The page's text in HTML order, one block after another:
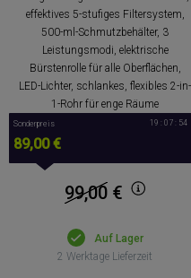
effektives 5-stufiges Filtersystem,
500-ml-Schmutzbehälter, 3
Leistungsmodi, elektrische
Bürstenrolle für alle Oberflächen,
LED-Lichter, schlankes, flexibles 2-in-
1-Rohr für enge Räume
Sonderpreis
89,00 €
19 : 07 : 53
99,00€
Auf Lager
2 Werktage Lieferzeit